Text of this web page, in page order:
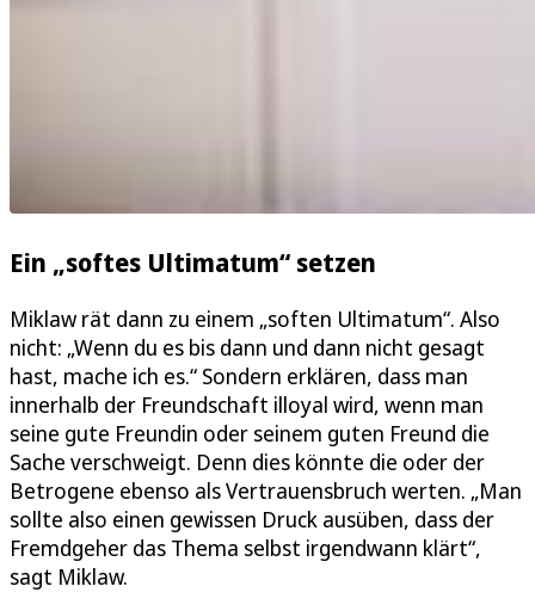
Ein „softes Ultimatum“ setzen
Miklaw rät dann zu einem „soften Ultimatum“. Also
nicht: „Wenn du es bis dann und dann nicht gesagt
hast, mache ich es.“ Sondern erklären, dass man
innerhalb der Freundschaft illoyal wird, wenn man
seine gute Freundin oder seinem guten Freund die
Sache verschweigt. Denn dies könnte die oder der
Betrogene ebenso als Vertrauensbruch werten. „Man
sollte also einen gewissen Druck ausüben, dass der
Fremdgeher das Thema selbst irgendwann klärt“,
sagt Miklaw.